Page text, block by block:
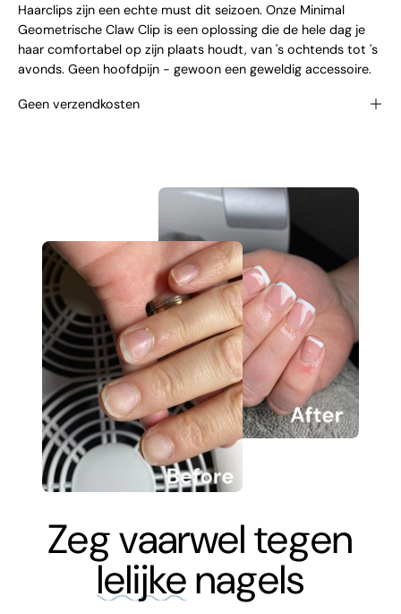
Haarclips zijn een echte must dit seizoen. Onze Minimal
Geometrische Claw Clip is een oplossing die de hele dag je
haar comfortabel op zijn plaats houdt, van 's ochtends tot 's
avonds. Geen hoofdpijn - gewoon een geweldig accessoire.
Geen verzendkosten
Zeg vaarwel tegen
lelijkenagels